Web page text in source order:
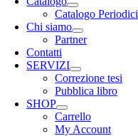
Catalogo Periodici
Chi siamo
Partner
Contatti
SERVIZI
Correzione tesi
Pubblica libro
SHOP
Carrello
My Account